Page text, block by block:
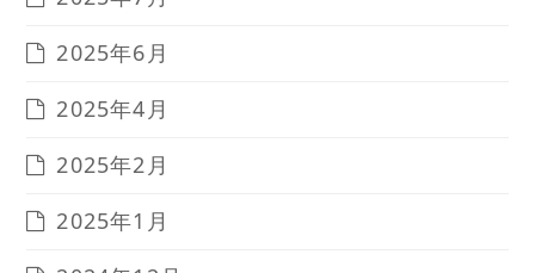
2025年6月
2025年4月
2025年2月
2025年1月